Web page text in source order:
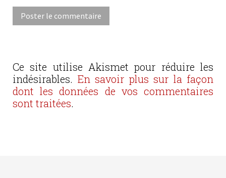
Ce site utilise Akismet pour réduire les
indésirables. En savoir plus sur la façon
dont les données de vos commentaires
sont traitées.